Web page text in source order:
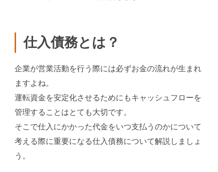
仕入債務とは？
企業が営業活動を行う際には必ずお金の流れが生まれ
ますよね。
運転資金を安定化させるためにもキャッシュフローを
管理することはとても大切です。
そこで仕入にかかった代金をいつ支払うのかについて
考える際に重要になる仕入債務について解説しましょ
う。